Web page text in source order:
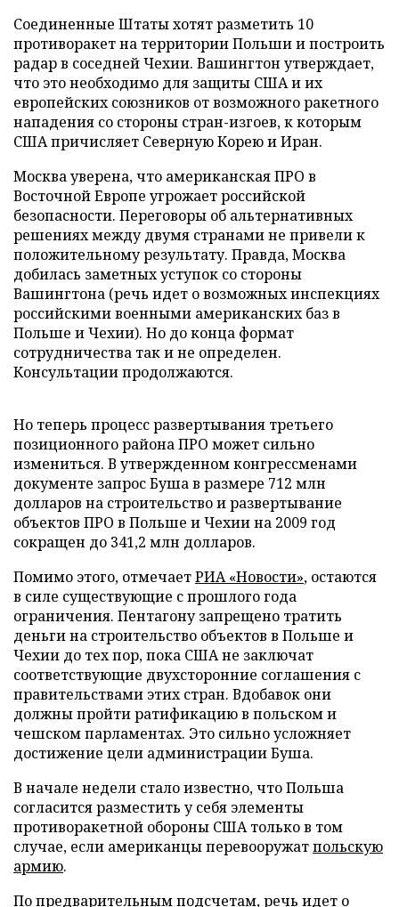
Соединенные Штаты хотят разметить 10
противоракет на территории Польши и построить
радар в соседней Чехии. Вашингтон утверждает,
что это необходимо для защиты США и их
европейских союзников от возможного ракетного
нападения со стороны стран-изгоев, к которым
США причисляет Северную Корею и Иран.
Москва уверена, что американская ПРО в
Восточной Европе угрожает российской
безопасности. Переговоры об альтернативных
решениях между двумя странами не привели к
положительному результату. Правда, Москва
добилась заметных уступок со стороны
Вашингтона (речь идет о возможных инспекциях
российскими военными американских баз в
Польше и Чехии). Но до конца формат
сотрудничества так и не определен.
Консультации продолжаются.
Но теперь процесс развертывания третьего
позиционного района ПРО может сильно
измениться. В утвержденном конгрессменами
документе запрос Буша в размере 712 млн
долларов на строительство и развертывание
объектов ПРО в Польше и Чехии на 2009 год
сокращен до 341,2 млн долларов.
Помимо этого, отмечаетРИА «Новости», остаются
в силе существующие с прошлого года
ограничения. Пентагону запрещено тратить
деньги на строительство объектов в Польше и
Чехии до тех пор, пока США не заключат
соответствующие двухсторонние соглашения с
правительствами этих стран. Вдобавок они
должны пройти ратификацию в польском и
чешском парламентах. Это сильно усложняет
достижение цели администрации Буша.
В начале недели стало известно, что Польша
согласится разместить у себя элементы
противоракетной обороны США только в том
случае, если американцы перевооружатпольскую
армию.
По предварительным подсчетам, речь идет о